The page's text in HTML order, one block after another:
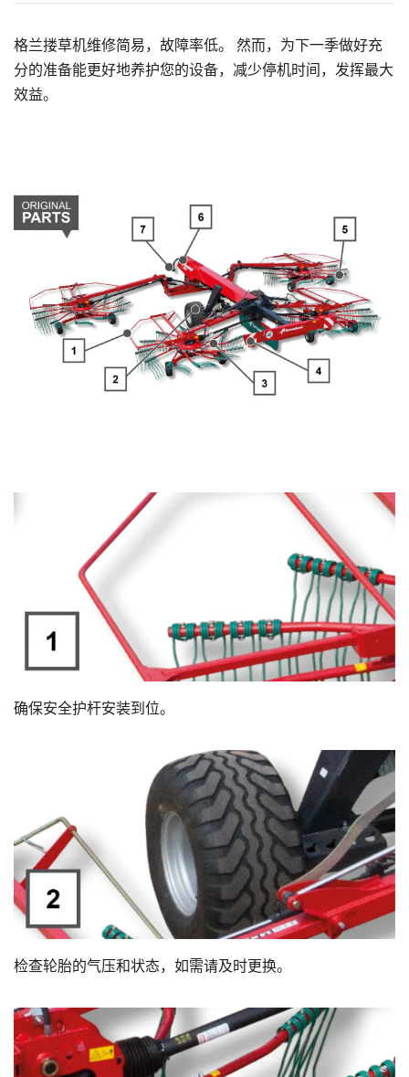
格兰搂草机维修简易，故障率低。 然而，为下一季做好充
分的准备能更好地养护您的设备，减少停机时间，发挥最大
效益。
确保安全护杆安装到位。
检查轮胎的气压和状态，如需请及时更换。